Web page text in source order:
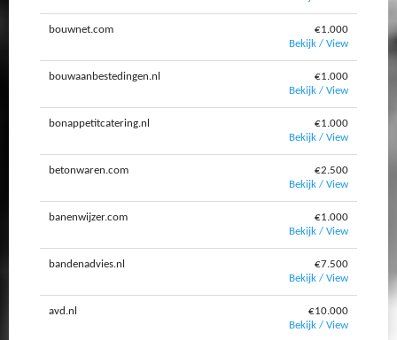
bouwnet.com
€1.000
Bekijk / View
bouwaanbestedingen.nl
€1.000
Bekijk / View
bonappetitcatering.nl
€1.000
Bekijk / View
betonwaren.com
€2.500
Bekijk / View
banenwijzer.com
€1.000
Bekijk / View
bandenadvies.nl
€7.500
Bekijk / View
avd.nl
€10.000
Bekijk / View